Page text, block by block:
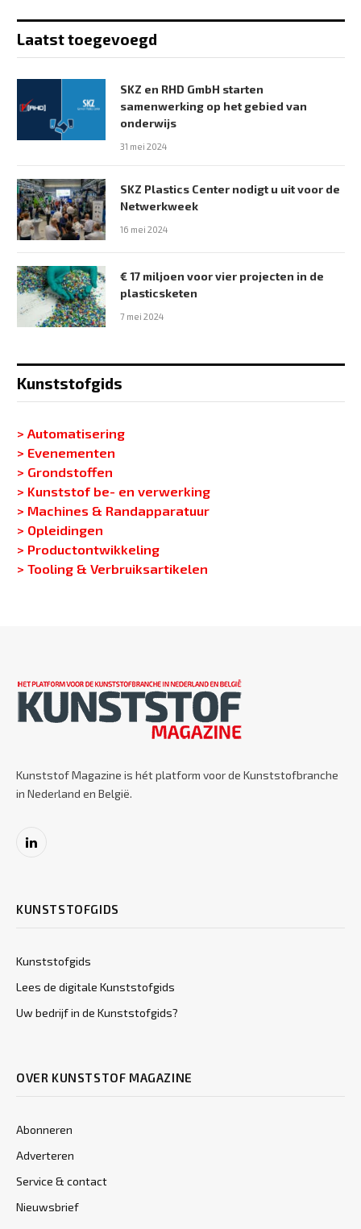
Laatst toegevoegd
SKZ en RHD GmbH starten
samenwerking op het gebied van
onderwijs
31 mei 2024
SKZ Plastics Center nodigt u uit voor de
Netwerkweek
16 mei 2024
€ 17 miljoen voor vier projecten in de
plasticsketen
7 mei 2024
Kunststofgids
> Automatisering
> Evenementen
> Grondstoffen
> Kunststof be- en verwerking
> Machines & Randapparatuur
> Opleidingen
> Productontwikkeling
> Tooling & Verbruiksartikelen
Kunststof Magazine is hét platform voor de Kunststofbranche
in Nederland en België.
LinkedIn
KUNSTSTOFGIDS
Kunststofgids
Lees de digitale Kunststofgids
Uw bedrijf in de Kunststofgids?
OVER KUNSTSTOF MAGAZINE
Abonneren
Adverteren
Service & contact
Nieuwsbrief